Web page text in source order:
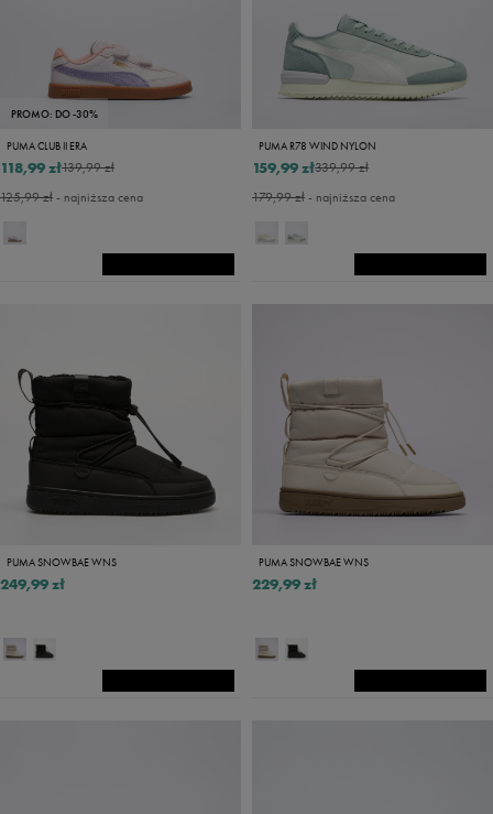
PROMO: DO -30%
PUMA CLUB II ERA
139,99 zł
118,99 zł
125,99 zł- najniższa cena
PUMA R78 WIND NYLON
339,99 zł
159,99 zł
179,99 zł- najniższa cena
PUMA SNOWBAE WNS
249,99 zł
PUMA SNOWBAE WNS
229,99 zł